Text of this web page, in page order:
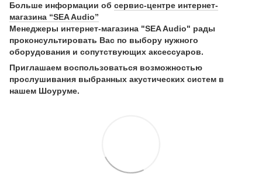
Больше информации об сервис-центре интернет-
магазина “SEA Audio”
Менеджеры интернет-магазина "SEA Audio" рады
проконсультировать Вас по выбору нужного
оборудования и сопутствующих аксессуаров.
Приглашаем воспользоваться возможностью
прослушивания выбранных акустических систем в
нашем Шоуруме.